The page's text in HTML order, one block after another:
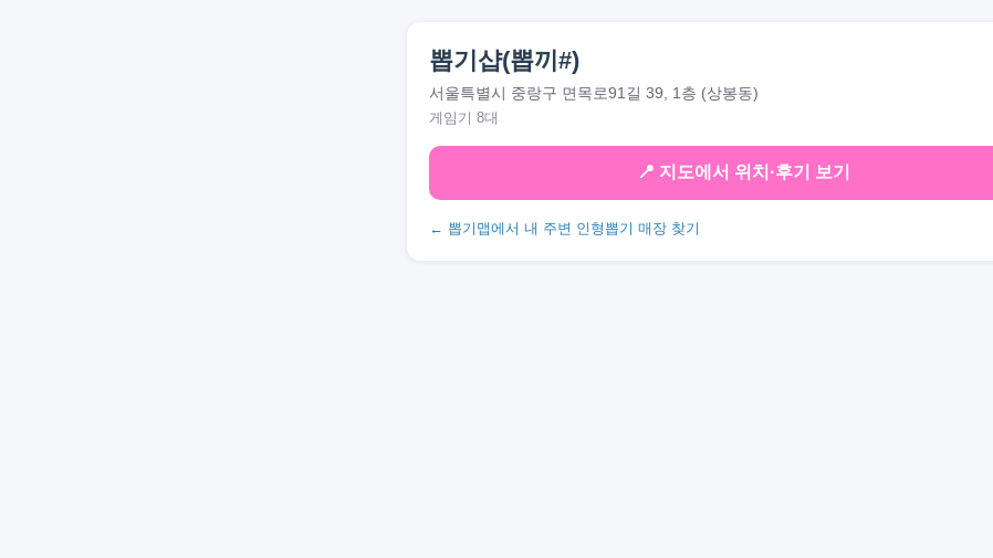
뽑기샵(뽑끼#)
서울특별시 중랑구 면목로91길 39, 1층 (상봉동)
게임기 8대
📍 지도에서 위치·후기 보기
← 뽑기맵에서 내 주변 인형뽑기 매장 찾기